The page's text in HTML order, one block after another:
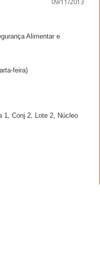
Alimentar e
feira)
1, Conj 2, Lote 2, Núcleo